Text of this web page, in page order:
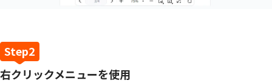
右クリックメニューを使用